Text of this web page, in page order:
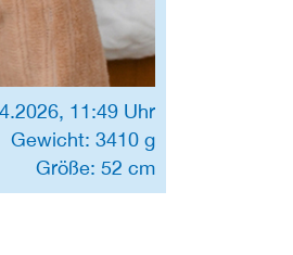
11:49 Uhr
Gewicht: 3410 g
Größe: 52 cm